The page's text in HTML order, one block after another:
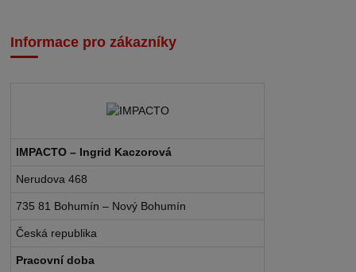
Informace pro zákazníky
IMPACTO – Ingrid Kaczorová
Nerudova 468
735 81 Bohumín – Nový Bohumín
Česká republika
Pracovní doba